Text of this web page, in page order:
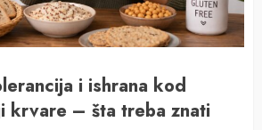
koje ne sadrže gluten – Kako
namirnice koje su sigurne za
i ishrana kod
krvare – šta treba znati